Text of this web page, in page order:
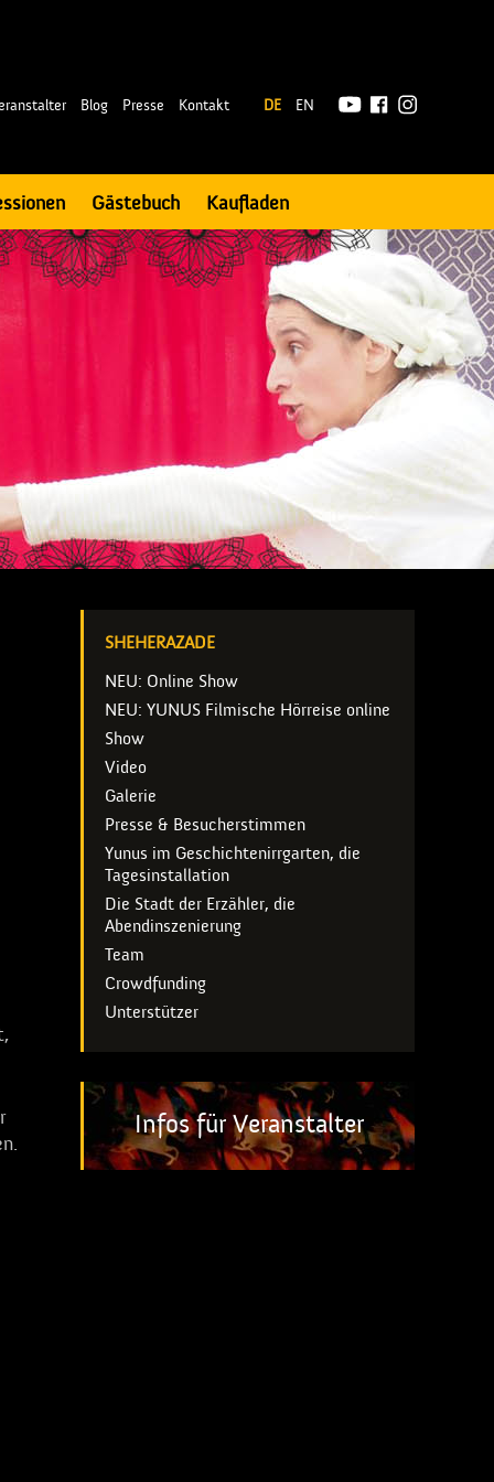
Blog Presse Kontakt DE EN
Gästebuch Kaufladen
SHEHERAZADE
NEU: Online Show
NEU: YUNUS Filmische Hörreise online
Show
Video
Galerie
Presse & Besucherstimmen
Yunus im Geschichtenirrgarten, die
Tagesinstallation
Die Stadt der Erzähler, die
Abendinszenierung
Team
Crowdfunding
Unterstützer
Infos für Veranstalter